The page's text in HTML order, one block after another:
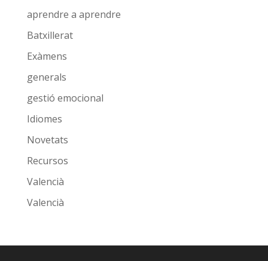
aprendre a aprendre
Batxillerat
Exàmens
generals
gestió emocional
Idiomes
Novetats
Recursos
Valencià
Valencià